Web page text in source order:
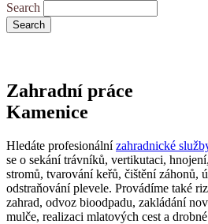
Search
Zahradní práce
Kamenice
Hledáte profesionálnízahradnické
se o sekání trávníků, vertikutaci,
stromů, tvarování keřů, čištění záhonů,
odstraňování plevele. Provádíme také
zahrad, odvoz bioodpadu, zakládání
mulče, realizaci mlatových cest a